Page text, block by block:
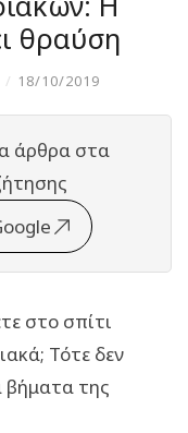
θραύση
/ 18/10/2019
άρθρα στα
στο σπίτι
Τότε δεν
βήματα της